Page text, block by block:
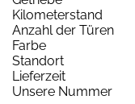
Kilometerstand
Anzahl der Türen
Farbe
Standort
Lieferzeit
Unsere Nummer